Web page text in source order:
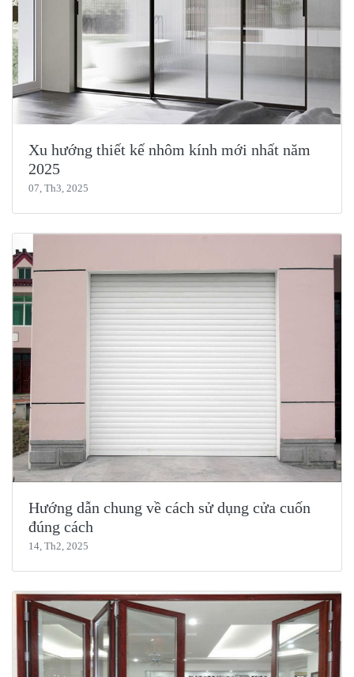
Xu hướng thiết kế nhôm kính mới nhất năm
2025
07, Th3, 2025
Hướng dẫn chung về cách sử dụng cửa cuốn
đúng cách
14, Th2, 2025